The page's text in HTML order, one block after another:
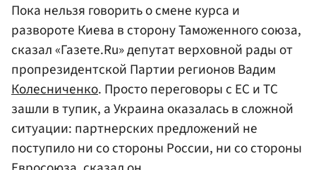
Пока нельзя говорить о смене курса и
развороте Киева в сторону Таможенного союза,
сказал «Газете.Ru» депутат верховной рады от
пропрезидентской Партии регионов Вадим
Колесниченко. Просто переговоры с ЕС и ТС
зашли в тупик, а Украина оказалась в сложной
ситуации: партнерских предложений не
поступило ни со стороны России, ни со стороны